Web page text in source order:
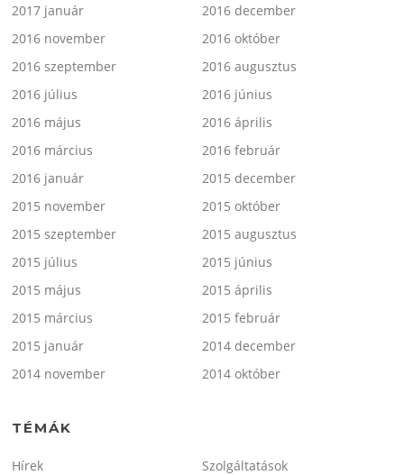
2017 január
2016 december
2016 november
2016 október
2016 szeptember
2016 augusztus
2016 július
2016 június
2016 május
2016 április
2016 március
2016 február
2016 január
2015 december
2015 november
2015 október
2015 szeptember
2015 augusztus
2015 július
2015 június
2015 május
2015 április
2015 március
2015 február
2015 január
2014 december
2014 november
2014 október
TÉMÁK
Hírek
Szolgáltatások